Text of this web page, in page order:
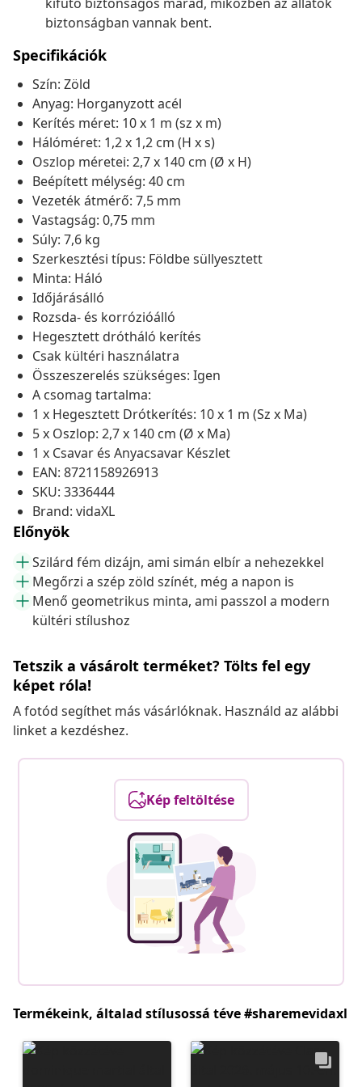
biztonságban vannak bent.
Specifikációk
Szín: Zöld
Anyag: Horganyzott acél
Kerítés méret: 10 x 1 m (sz x m)
Hálóméret: 1,2 x 1,2 cm (H x s)
Oszlop méretei: 2,7 x 140 cm (Ø x H)
Beépített mélység: 40 cm
Vezeték átmérő: 7,5 mm
Vastagság: 0,75 mm
Súly: 7,6 kg
Szerkesztési típus: Földbe süllyesztett
Minta: Háló
Időjárásálló
Rozsda- és korrózióálló
Hegesztett drótháló kerítés
Csak kültéri használatra
Összeszerelés szükséges: Igen
A csomag tartalma:
1 x Hegesztett Drótkerítés: 10 x 1 m (Sz x Ma)
5 x Oszlop: 2,7 x 140 cm (Ø x Ma)
1 x Csavar és Anyacsavar Készlet
EAN: 8721158926913
SKU: 3336444
Brand: vidaXL
Előnyök
Szilárd fém dizájn, ami simán elbír a nehezekkel
Megőrzi a szép zöld színét, még a napon is
Menő geometrikus minta, ami passzol a modern
kültéri stílushoz
Tetszik a vásárolt terméket? Tölts fel egy
képet róla!
A fotód segíthet más vásárlóknak. Használd az alábbi
linket a kezdéshez.
Kép feltöltése
Termékeink, általad stílusossá téve #sharemevidaxl